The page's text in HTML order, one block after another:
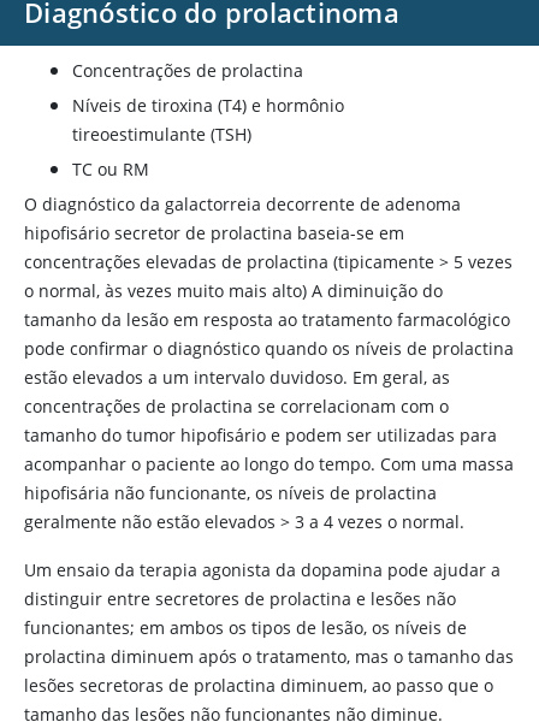
outros
sistemas
Produção ectópica de prolactina:
carcinoma broncogênico (de
células não escamosas; na
maioria das vezes, carcinomas de
células pequenas não
Carcinoma de células renais
Doença hepática
Lesões da
parede torácica
Herpes-zóster
Cicatrizes cirúrgicas
Trauma
Tumores
Farmacológicos
Medicamentos anti-hipertensivos:
alfa-metildopa, atenolol, clonidina,
labetalol, verapamil
Antagonistas H2
Contraceptivos orais e
estrogênios
Opioides
Medicamentos psicoativos, p. ex.,
Diagnóstico do prolactinoma
Concentrações de prolactina
Níveis de tiroxina (T4) e hormônio
tireoestimulante (TSH)
TC ou RM
O diagnóstico da galactorreia decorrente de adenoma
hipofisário secretor de prolactina baseia-se em
concentrações elevadas de prolactina (tipicamente > 5 vezes
o normal, às vezes muito mais alto) A diminuição do
tamanho da lesão em resposta ao tratamento farmacológico
pode confirmar o diagnóstico quando os níveis de prolactina
estão elevados a um intervalo duvidoso. Em geral, as
concentrações de prolactina se correlacionam com o
tamanho do tumor hipofisário e podem ser utilizadas para
acompanhar o paciente ao longo do tempo. Com uma massa
hipofisária não funcionante, os níveis de prolactina
geralmente não estão elevados > 3 a 4 vezes o normal.
Um ensaio da terapia agonista da dopamina pode ajudar a
distinguir entre secretores de prolactina e lesões não
funcionantes; em ambos os tipos de lesão, os níveis de
prolactina diminuem após o tratamento, mas o tamanho das
lesões secretoras de prolactina diminuem, ao passo que o
tamanho das lesões não funcionantes não diminue.